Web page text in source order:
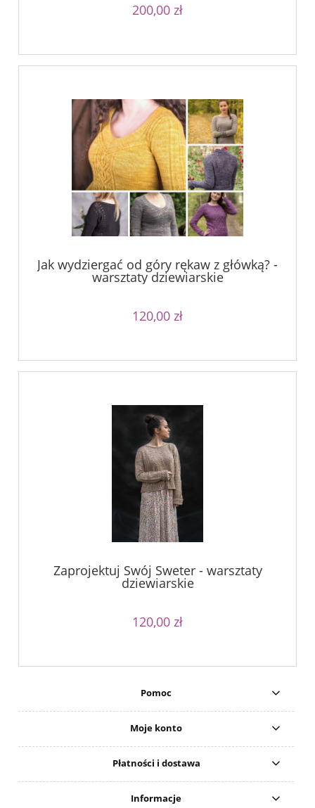
200,00 zł
Jak wydziergać od góry rękaw z główką? -
warsztaty dziewiarskie
120,00 zł
Zaprojektuj Swój Sweter - warsztaty
dziewiarskie
120,00 zł
Pomoc
Moje konto
Płatności i dostawa
Informacje